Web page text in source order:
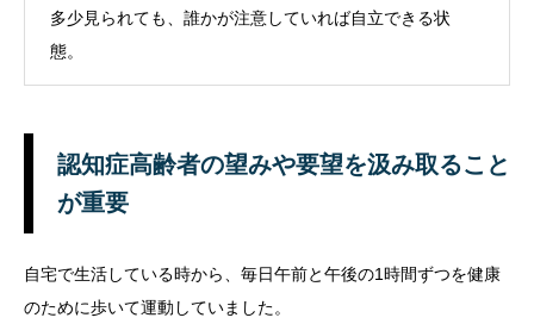
多少見られても、誰かが注意していれば自立できる状
態。
認知症高齢者の望みや要望を汲み取ること
が重要
自宅で生活している時から、毎日午前と午後の1時間ずつを健康
のために歩いて運動していました。